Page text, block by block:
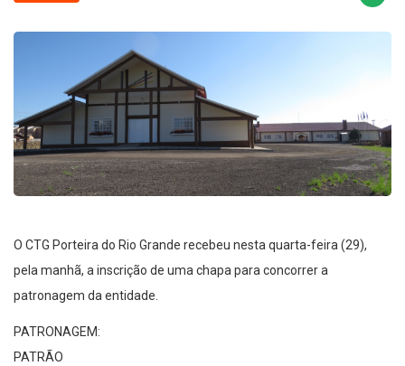
O CTG Porteira do Rio Grande recebeu nesta quarta-feira (29),
pela manhã, a inscrição de uma chapa para concorrer a
patronagem da entidade.
PATRONAGEM:
PATRÃO